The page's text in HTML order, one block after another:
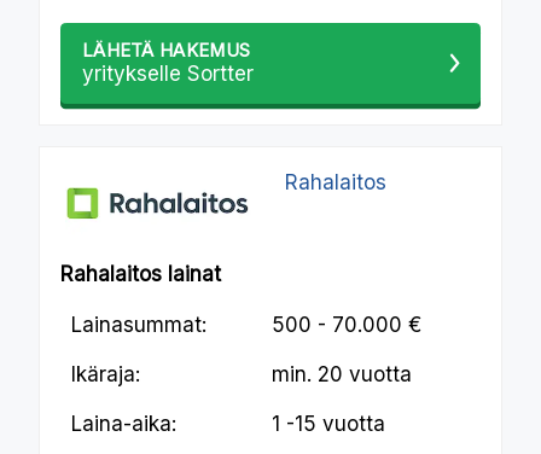
LÄHETÄ HAKEMUS
yritykselle Sortter
Rahalaitos
Rahalaitos lainat
Lainasummat: 500 - 70.000 €
Ikäraja: min. 20 vuotta
Laina-aika: 1 -15 vuotta